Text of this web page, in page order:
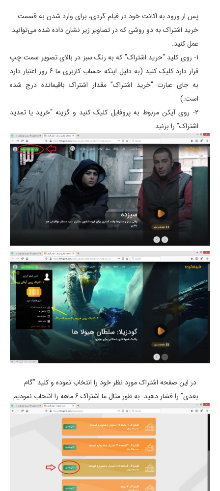
پس از ورود به اکانت خود در فیلم گردی، برای وارد شدن به قسمت
خرید اشتراک به دو روشی که در تصاویر زیر نشان داده شده می‌توانید
عمل کنید.
1- روی کلید “حرید اشتراک” که به رنگ سبز در بالای تصویر سمت چپ
قرار دارد کلیک کنید (به دلیل اینکه حساب کاربری ما 6 روز اعتبار دارد
به جای عبارت “خرید اشتراک” مقدار اشتراک باقیمانده درج شده
است.)
2- روی آیکن مربوط به پروفایل کلیک کنید و گزینه “خرید یا تمدید
اشتراک” را بزنید.
در این صفحه اشتراک مورد نظر خود را انتخاب نموده و کلید “گام
بعدی” را فشار دهید. به طور مثال ما اشتراک 6 ماهه را انتخاب نمودیم.